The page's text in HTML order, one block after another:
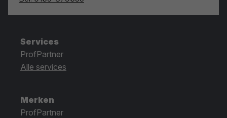
Services
ProfPartner
Alle services
Merken
ProfPartner